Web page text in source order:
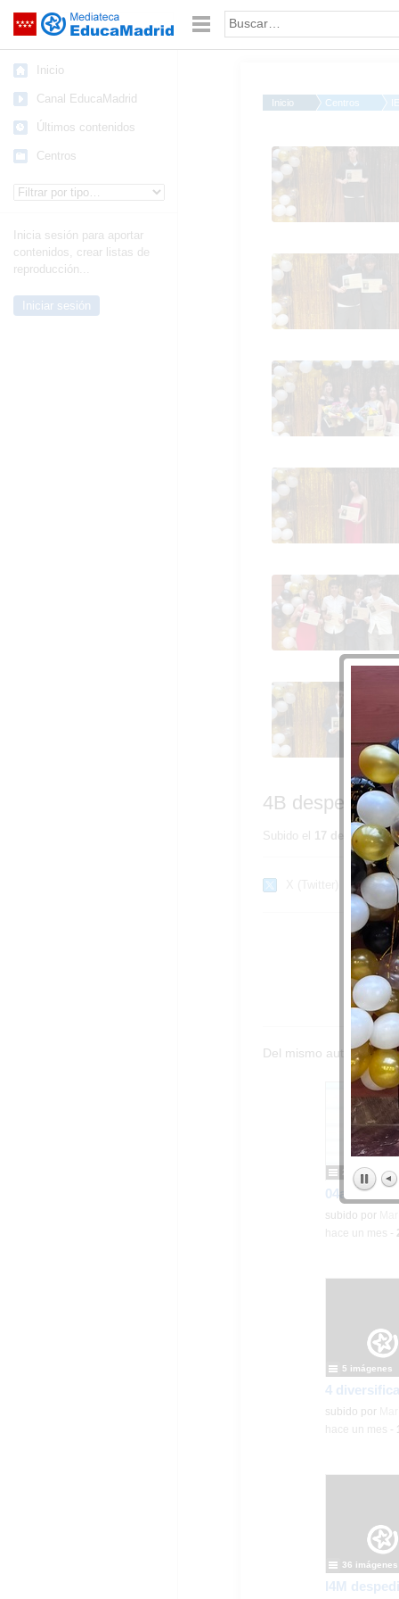
Saltar navegación Palabra o frase:
Inicio
Canal EducaMadrid
Últimos contenidos
Centros
Inicia sesión para aportar
contenidos, crear listas de
reproducción...
Iniciar sesión
Inicio Centros
4B despedida de 4º
4B despedida de 4º
4B despedida de 4º
4B despedida de 4º
4B despedida de 4º
4B despedida de 4º
4B despedida
Subido el 17 de junio de
Del mismo autor…
04a
Contenido
subido por
28 imágenes
hace un mes -
Contenido
subido por
5 imágenes
hace un mes -
I4M
36 imágenes